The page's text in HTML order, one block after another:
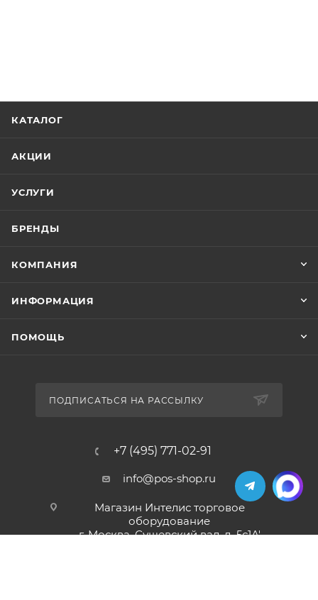
КАТАЛОГ
АКЦИИ
УСЛУГИ
БРЕНДЫ
КОМПАНИЯ
ИНФОРМАЦИЯ
ПОМОЩЬ
ПОДПИСАТЬСЯ НА РАССЫЛКУ
+7 (495) 771-02-91
info@pos-shop.ru
Магазин Интелис торговое
оборудование
г. Москва, Сущевский вал, д. 5с1А'